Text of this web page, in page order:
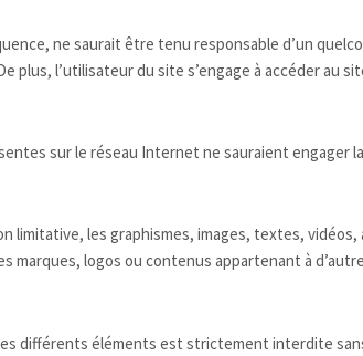
ne saurait être tenu responsable d’un
plus, l’utilisateur du site s’engage à accéder au
sur le réseau Internet ne sauraient engager
limitative, les graphismes, images, textes, vidéos,
marques, logos ou contenus appartenant à
différents éléments est strictement interdite